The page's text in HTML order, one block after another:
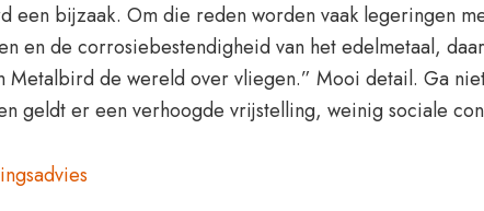
een bijzaak. Om die reden worden vaak legeringen
en de corrosiebestendigheid van het edelmetaal,
de wereld over vliegen.” Mooi detail. Ga
geldt er een verhoogde vrijstelling, weinig sociale